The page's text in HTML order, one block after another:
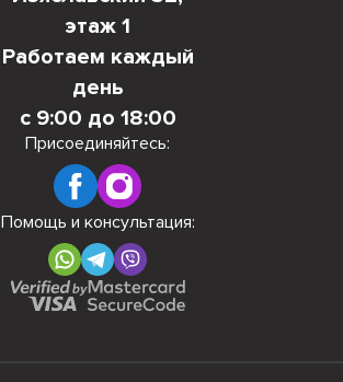
этаж 1
Работаем каждый
день
с 9:00 до 18:00
Присоединяйтесь:
Помощь и консультация: